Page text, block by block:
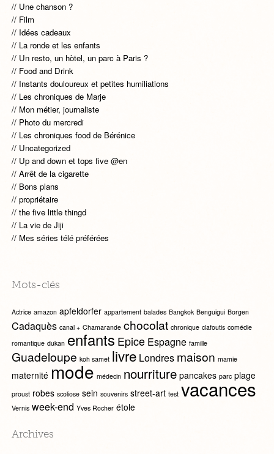
Une chanson ?
Film
Idées cadeaux
La ronde et les enfants
Un resto, un hòtel, un parc à Paris ?
Food and Drink
Instants douloureux et petites humiliations
Les chroniques de Marje
Mon métier, journaliste
Photo du mercredi
Les chroniques food de Bérénice
Uncategorized
Up and down et tops five @en
Arrêt de la cigarette
Bons plans
propriétaire
the five little thingd
La vie de Jiji
Mes séries télé préférées
Mots-clés
Actrice amazon apfeldorfer appartement balades Bangkok Benguigui Borgen
Cadaquès canal + Chamarande chocolat chronique clafoutis comédie
romantique dukan enfants Epice Espagne famille
Guadeloupe koh samet livre Londres maison mamie
maternité mode médecin nourriture pancakes parc plage
proust robes scoliose sein souvenirs street-art test vacances
Vernis week-end Yves Rocher étole
Archives